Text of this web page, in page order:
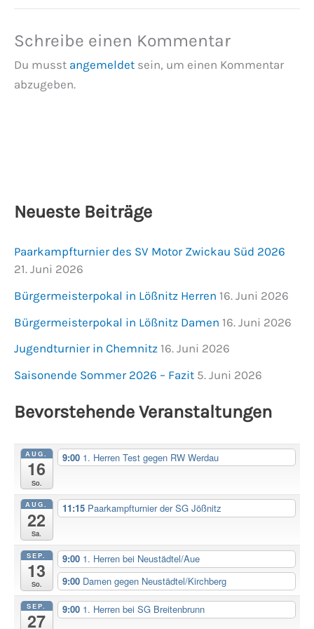
Schreibe einen Kommentar
Du musst angemeldet sein, um einen Kommentar
abzugeben.
Neueste Beiträge
Paarkampfturnier des SV Motor Zwickau Süd 2026
21. Juni 2026
Bürgermeisterpokal in Lößnitz Herren 16. Juni 2026
Bürgermeisterpokal in Lößnitz Damen 16. Juni 2026
Jugendturnier in Chemnitz 16. Juni 2026
Saisonende Sommer 2026 – Fazit 5. Juni 2026
Bevorstehende Veranstaltungen
AUG.
16
So.
9:00 1. Herren Test gegen RW Werdau
AUG.
22
Sa.
11:15 Paarkampfturnier der SG Jößnitz
SEP.
13
So.
9:00 1. Herren bei Neustädtel/Aue
9:00 Damen gegen Neustädtel/Kirchberg
SEP.
27
9:00 1. Herren bei SG Breitenbrunn